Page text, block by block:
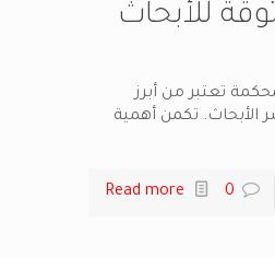
للأبحاث
تعتبر من أبرز
الأبحاث. تكمن أهمية
0
Read more